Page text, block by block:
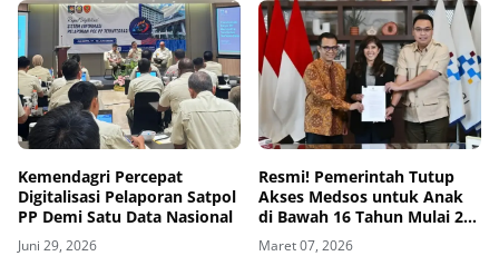
Kemendagri Percepat
Digitalisasi Pelaporan Satpol
PP Demi Satu Data Nasional
Juni 29, 2026
Resmi! Pemerintah Tutup
Akses Medsos untuk Anak
di Bawah 16 Tahun Mulai 28
Maret
Maret 07, 2026